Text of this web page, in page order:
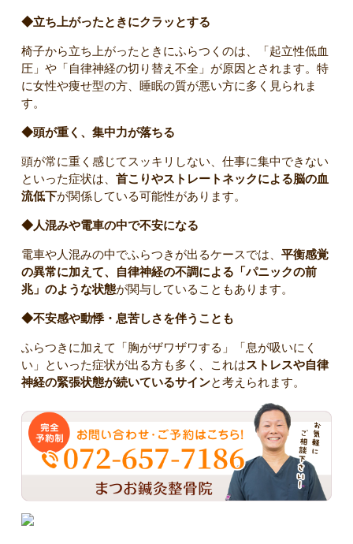
◆立ち上がったときにクラッとする
椅子から立ち上がったときにふらつくのは、「起立性低血
圧」や「自律神経の切り替え不全」が原因とされます。特
に女性や痩せ型の方、睡眠の質が悪い方に多く見られま
す。
◆頭が重く、集中力が落ちる
頭が常に重く感じてスッキリしない、仕事に集中できない
といった症状は、 首こりやストレートネックによる脳の血
流低下が関係している可能性があります。
◆人混みや電車の中で不安になる
電車や人混みの中でふらつきが出るケースでは、 平衡感覚
の異常に加えて、自律神経の不調による「パニックの前
兆」のような状態が関与していることもあります。
◆不安感や動悸・息苦しさを伴うことも
ふらつきに加えて「胸がザワザワする」「息が吸いにく
い」といった症状が出る方も多く、これはストレスや自律
神経の緊張状態が続いているサインと考えられます。